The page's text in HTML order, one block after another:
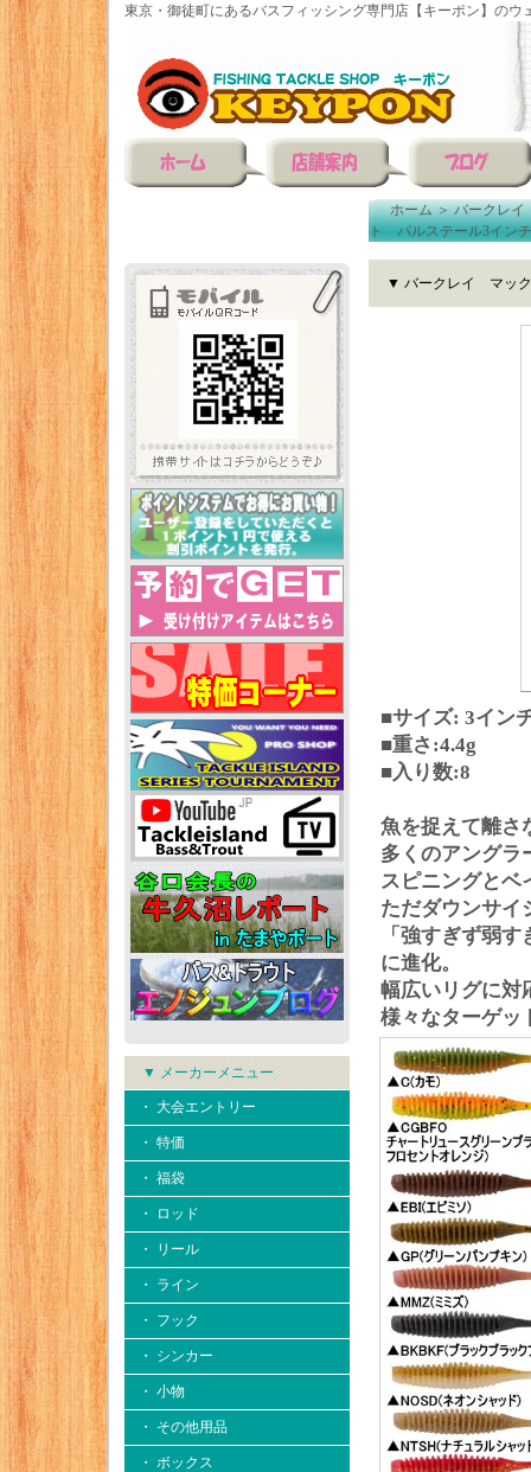
東京・御徒町にあるバスフィッシング専門店【キーポン】のウ
▼ メーカーメニュー
・ 大会エントリー
・ 特価
・ 福袋
・ ロッド
・ リール
・ ライン
・ フック
・ シンカー
・ 小物
・ その他用品
・ ボックス
ホーム＞バークレイ
ト パルステール3インチ
▼ バークレイ マッ
■サイズ: 3イン
■重さ:4.4g
■入り数:8
魚を捉えて離さ
多くのアングラ
スピニングとベ
ただダウンサイ
「強すぎず弱
に進化。
幅広いリグに対
様々なターゲッ